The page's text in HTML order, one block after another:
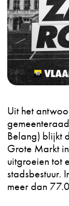
Uit het
Belang) blijkt
Grote Markt
uitgroeien tot
stadsbestuur.
meer dan